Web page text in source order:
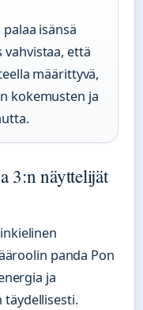
isänsä
vahvistaa, että
määrittyvä,
kokemusten ja
3:n näyttelijät
panda Pon
ja